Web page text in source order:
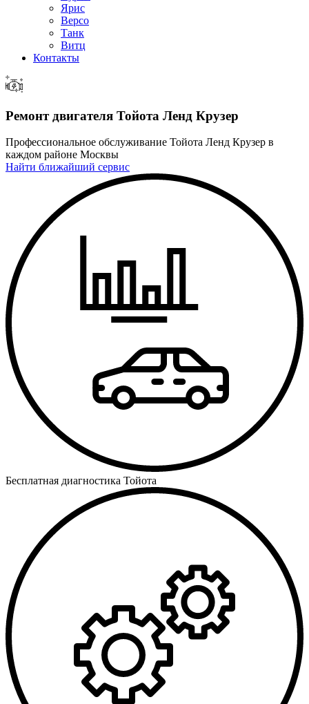
Ярис
Версо
Танк
Витц
Контакты
Ремонт двигателя Тойота Ленд Крузер
Профессиональное обслуживание Тойота Ленд Крузер в
каждом районе Москвы
Найти ближайший сервис
Бесплатная диагностика Тойота